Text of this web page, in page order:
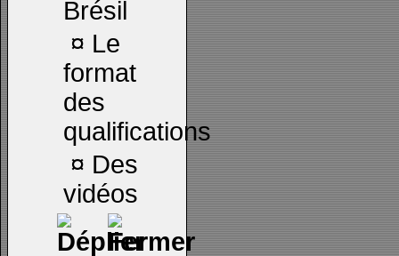
Brésil
¤ Le
format
des
qualifications
¤ Des
vidéos